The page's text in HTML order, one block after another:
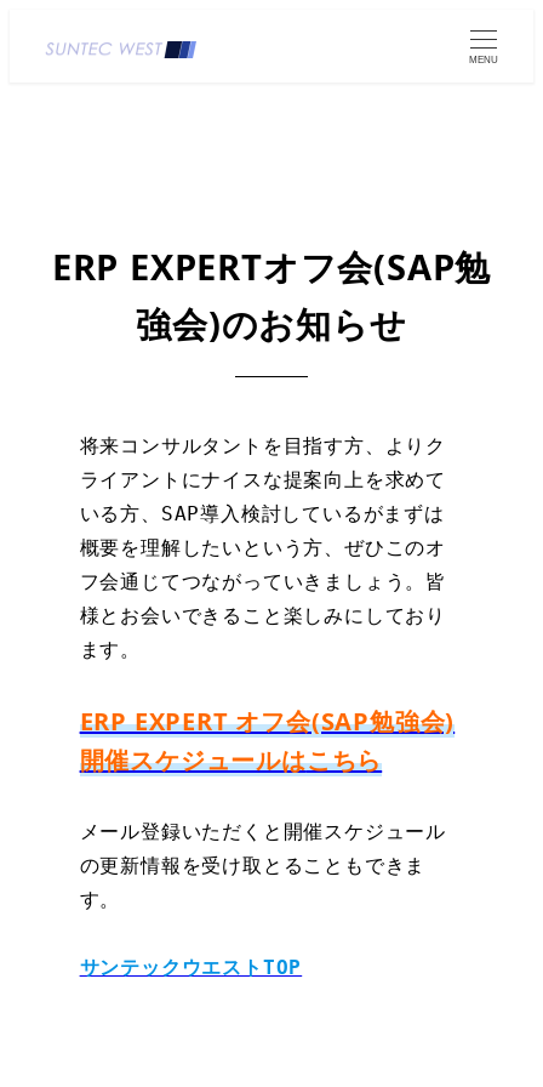
MENU
ERP EXPERTオフ会(SAP勉
強会)のお知らせ
将来コンサルタントを目指す方、よりク
ライアントにナイスな提案向上を求めて
いる方、SAP導入検討しているがまずは
概要を理解したいという方、ぜひこのオ
フ会通じてつながっていきましょう。皆
様とお会いできること楽しみにしており
ます。
ERP EXPERT オフ会(SAP勉強会)
開催スケジュールはこちら
メール登録いただくと開催スケジュール
の更新情報を受け取とることもできま
す。
サンテックウエストTOP